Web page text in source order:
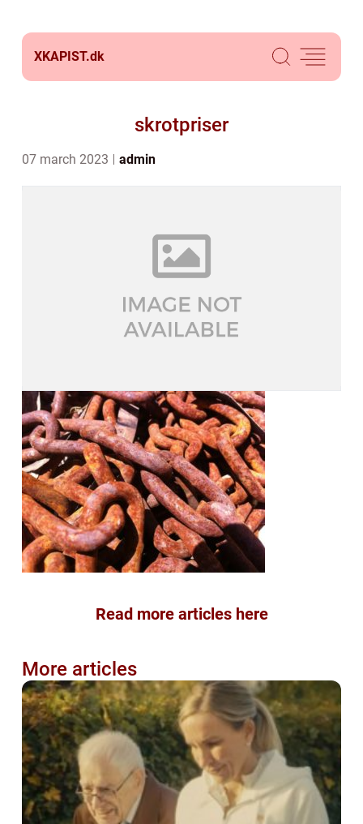
XKAPIST.dk
skrotpriser
07 march 2023 admin
Read more articles here
More articles